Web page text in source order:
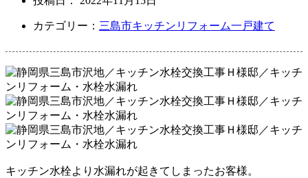
カテゴリー： 三島市キッチンリフォーム一戸建て
キッチン水栓より水漏れが起きてしまったお客様。